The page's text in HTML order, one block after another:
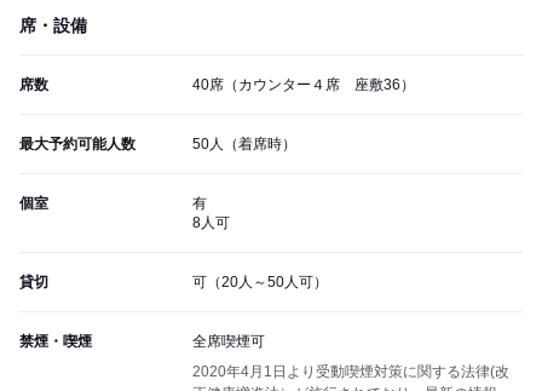
席・設備
席数 40席（カウンター４席 座敷36）
最大予約可能人数 50人（着席時）
個室
有
8人可
貸切 可（20人～50人可）
禁煙・喫煙
全席喫煙可
2020年4月1日より受動喫煙対策に関する法律(改